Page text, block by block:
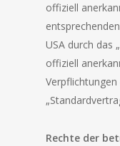
offiziell
USA durch das
offiziell
Rechte der